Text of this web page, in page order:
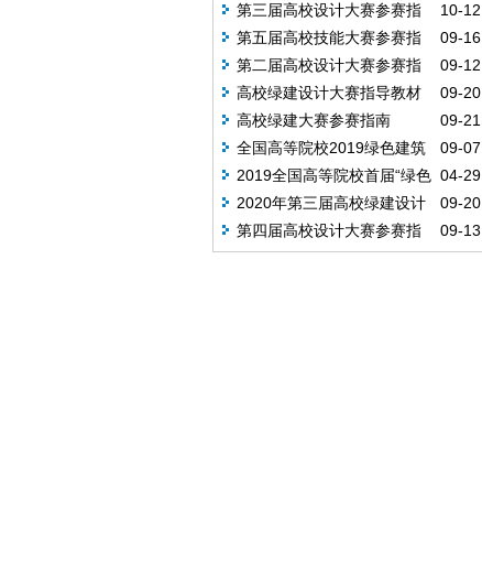
10-12
第三届高校设计大赛参赛指
南
09-16
第五届高校技能大赛参赛指
南
09-12
第二届高校设计大赛参赛指
南
09-20
高校绿建设计大赛指导教材
09-21
高校绿建大赛参赛指南
09-07
全国高等院校2019绿色建筑
设计技能大赛
04-29
2019全国高等院校首届“绿色
建筑设计”技能大赛杰出作品展播09-20
2020年第三届高校绿建设计
大赛报名表
09-13
第四届高校设计大赛参赛指
南